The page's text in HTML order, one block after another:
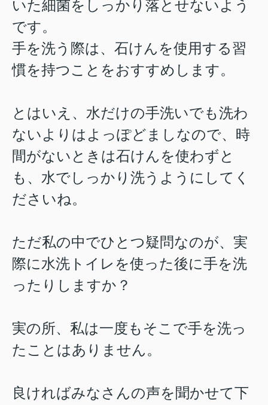
いた細菌をしっかり落とせないよう
です。
手を洗う際は、石けんを使用する習
慣を持つことをおすすめします。
とはいえ、水だけの手洗いでも洗わ
ないよりはよっぽどましなので、時
間がないときは石けんを使わずと
も、水でしっかり洗うようにしてく
ださいね。
ただ私の中でひとつ疑問なのが、実
際に水洗トイレを使った後に手を洗
ったりしますか？
実の所、私は一度もそこで手を洗っ
たことはありません。
良ければみなさんの声を聞かせて下